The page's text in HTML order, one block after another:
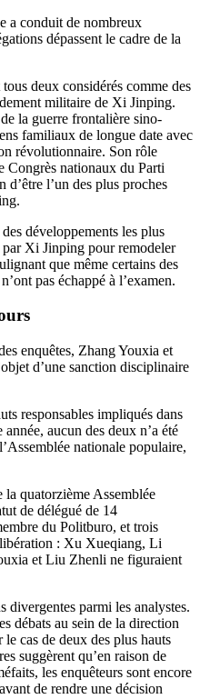
a conduit de nombreux
dépassent le cadre de la
deux considérés comme des
militaire de Xi Jinping.
la guerre frontalière sino-
familiaux de longue date avec
révolutionnaire. Son rôle
nationaux du Parti
d’être l’un des plus proches
développements les plus
Xi Jinping pour remodeler
que même certains des
pas échappé à l’examen.
enquêtes, Zhang Youxia et
d’une sanction disciplinaire
responsables impliqués dans
aucun des deux n’a été
nationale populaire,
quatorzième Assemblée
de délégué de 14
du Politburo, et trois
: Xu Xueqiang, Li
et Liu Zhenli ne figuraient
divergentes parmi les analystes.
débats au sein de la direction
cas de deux des plus hauts
suggèrent qu’en raison de
les enquêteurs sont encore
de rendre une décision